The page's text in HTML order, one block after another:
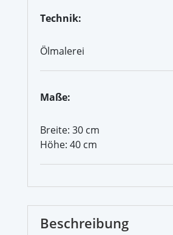
Technik:
Ölmalerei
Maße:
Breite: 30 cm
Höhe: 40 cm
Beschreibung